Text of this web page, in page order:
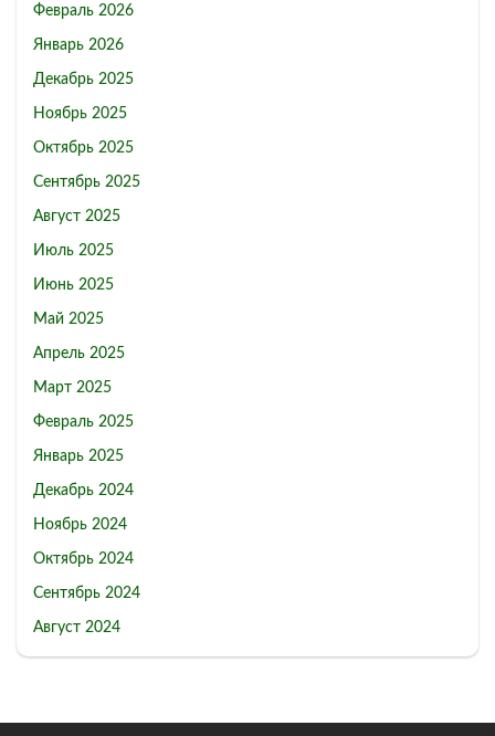
Февраль 2026
Январь 2026
Декабрь 2025
Ноябрь 2025
Октябрь 2025
Сентябрь 2025
Август 2025
Июль 2025
Июнь 2025
Май 2025
Апрель 2025
Март 2025
Февраль 2025
Январь 2025
Декабрь 2024
Ноябрь 2024
Октябрь 2024
Сентябрь 2024
Август 2024